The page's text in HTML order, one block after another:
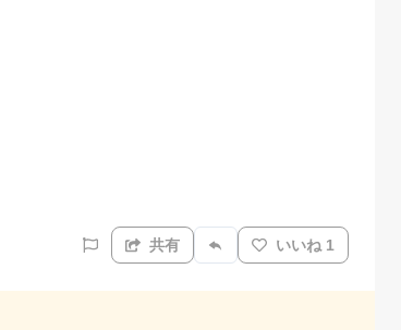
共有 いいね 1